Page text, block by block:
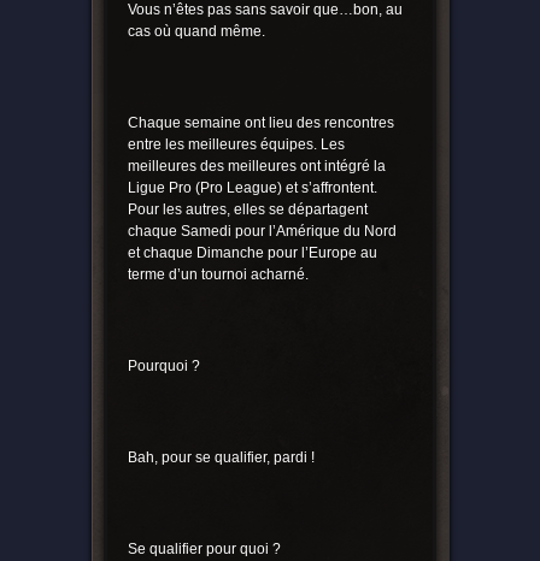
Vous n’êtes pas sans savoir que…bon, au
cas où quand même.
Chaque semaine ont lieu des rencontres
entre les meilleures équipes. Les
meilleures des meilleures ont intégré la
Ligue Pro (Pro League) et s’affrontent.
Pour les autres, elles se départagent
chaque Samedi pour l’Amérique du Nord
et chaque Dimanche pour l’Europe au
terme d’un tournoi acharné.
Pourquoi ?
Bah, pour se qualifier, pardi !
Se qualifier pour quoi ?